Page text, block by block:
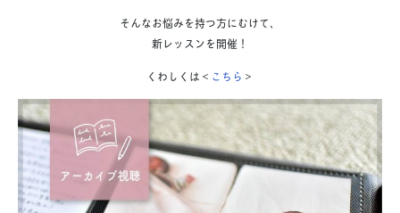
そんなお悩みを持つ方にむけて、
新レッスンを開催！
くわしくは＜ こちら ＞